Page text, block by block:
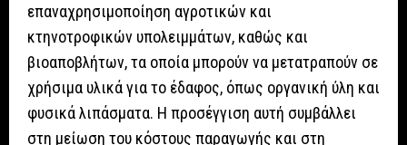
επαναχρησιμοποίηση αγροτικών και
κτηνοτροφικών υπολειμμάτων, καθώς και
βιοαποβλήτων, τα οποία μπορούν να μετατραπούν σε
χρήσιμα υλικά για το έδαφος, όπως οργανική ύλη και
φυσικά λιπάσματα. Η προσέγγιση αυτή συμβάλλει
στη μείωση του κόστους παραγωγής και στη